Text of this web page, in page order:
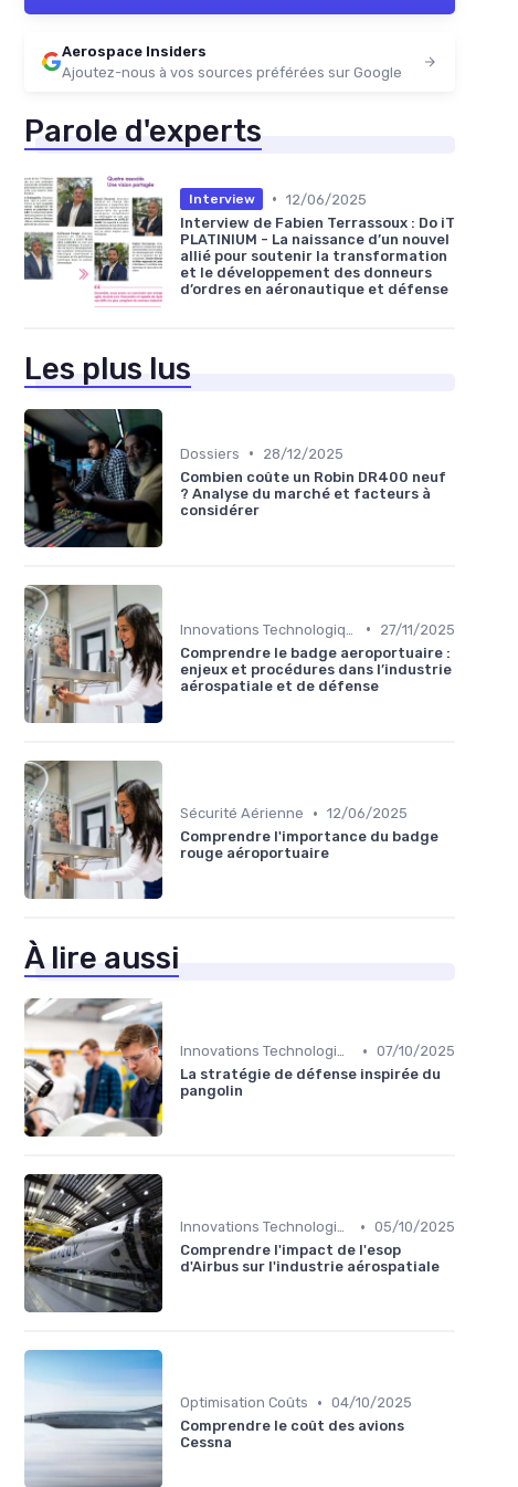
Aerospace Insiders
Ajoutez-nous à vos sources préférées sur Google
Parole d'experts
Interview • 12/06/2025
Interview de Fabien Terrassoux : Do iT
PLATINIUM - La naissance d’un nouvel
allié pour soutenir la transformation
et le développement des donneurs
d’ordres en aéronautique et défense
Les plus lus
Dossiers •
28/12/2025
Combien coûte un Robin DR400 neuf
? Analyse du marché et facteurs à
considérer
•
27/11/2025
Comprendre le badge aeroportuaire :
enjeux et procédures dans l’industrie
aérospatiale et de défense
Sécurité Aérienne • 12/06/2025
Comprendre l'importance du badge
rouge aéroportuaire
À lire aussi
Innovations Technologiques • 07/10/2025
La stratégie de défense inspirée du
pangolin
Innovations Technologiques • 05/10/2025
Comprendre l'impact de l'esop
d'Airbus sur l'industrie aérospatiale
Optimisation Coûts • 04/10/2025
Comprendre le coût des avions
Cessna